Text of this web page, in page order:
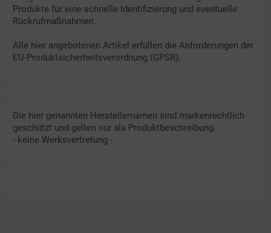
Produkte für eine schnelle Identifizierung und eventuelle
Rückrufmaßnahmen.
Alle hier angebotenen Artikel erfüllen die Anforderungen der
EU-Produktsicherheitsverordnung (GPSR).
Die hier genannten Herstellernamen sind markenrechtlich
geschützt und gelten nur als Produktbeschreibung.
- keine Werksvertretung -